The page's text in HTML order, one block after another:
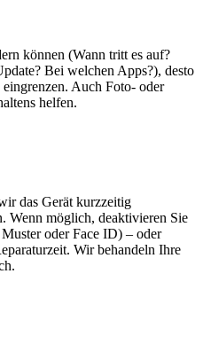
können (Wann tritt es auf?
Bei welchen Apps?), desto
Auch Foto- oder
helfen.
das Gerät kurzzeitig
Wenn möglich, deaktivieren Sie
oder Face ID) – oder
Wir behandeln Ihre